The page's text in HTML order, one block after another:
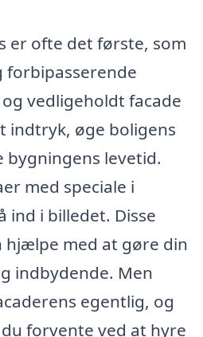
er ofte det første, som
vedligeholdt facade
indtryk, øge boligens
levetid.
med speciale i
ind i billedet. Disse
hjælpe med at gøre din
indbydende. Men
egentlig, og
forvente ved at hyre